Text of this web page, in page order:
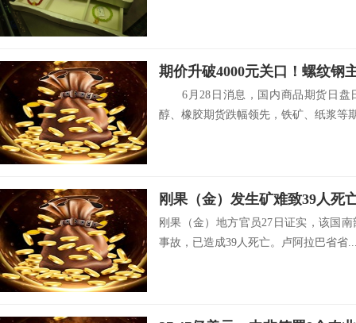
期价升破4000元关口！螺纹钢
6月28日消息，国内商品期货日盘
醇、橡胶期货跌幅领先，铁矿、纸浆等
刚果（金）发生矿难致39人死
刚果（金）地方官员27日证实，该国
事故，已造成39人死亡。卢阿拉巴省省